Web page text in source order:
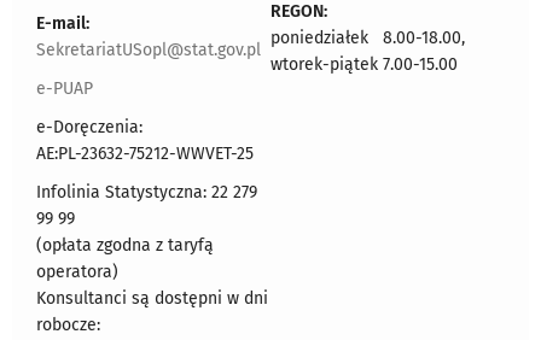
E-mail:
SekretariatUSopl@stat.gov.pl
e-PUAP
e-Doręczenia:
AE:PL-23632-75212-WWVET-25
Infolinia Statystyczna: 22 279
99 99
(opłata zgodna z taryfą
operatora)
Konsultanci są dostępni w dni
robocze:
REGON:
poniedziałek 8.00-18.00,
wtorek-piątek 7.00-15.00